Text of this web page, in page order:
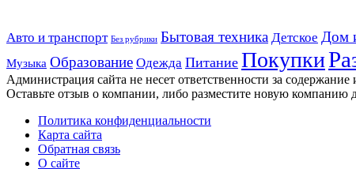
Авто и транспорт Без рубрики Бытовая техника Детское Дом
Музыка Образование Одежда Питание Покупки
Администрация сайта не несет ответственности за
Оставьте отзыв о компании, либо разместите новую компанию
Политика конфиденциальности
Карта сайта
Обратная связь
О сайте